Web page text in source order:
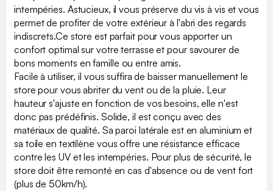
intempéries. Astucieux, il vous préserve du vis à vis et vous
permet de profiter de votre extérieur à l'abri des regards
indiscrets.Ce store est parfait pour vous apporter un
confort optimal sur votre terrasse et pour savourer de
bons moments en famille ou entre amis.
Facile à utiliser, il vous suffira de baisser manuellement le
store pour vous abriter du vent ou de la pluie. Leur
hauteur s'ajuste en fonction de vos besoins, elle n'est
donc pas prédéfinis. Solide, il est conçu avec des
matériaux de qualité. Sa paroi latérale est en aluminium et
sa toile en textilène vous offre une résistance efficace
contre les UV et les intempéries. Pour plus de sécurité, le
store doit être remonté en cas d'absence ou de vent fort
(plus de 50km/h).